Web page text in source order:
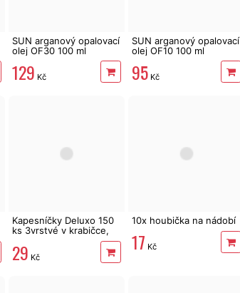
SUN arganový opalovací
olej OF30 100 ml
129 Kč
SUN arganový opalovací
olej OF10 100 ml
95 Kč
Kapesníčky Deluxo 150
ks 3vrstvé v krabičce,
29 Kč
10x houbička na nádobí
17 Kč